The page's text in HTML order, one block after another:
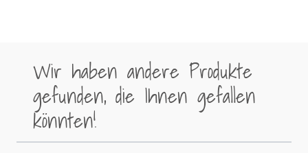
Wir haben andere Produkte
gefunden, die Ihnen gefallen
könnten!